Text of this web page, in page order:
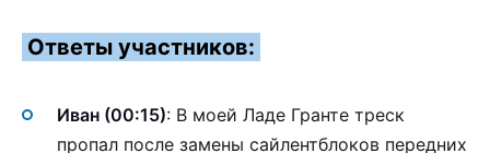
Ответы участников:
Иван (00:15): В моей Ладе Гранте треск
пропал после замены сайлентблоков передних